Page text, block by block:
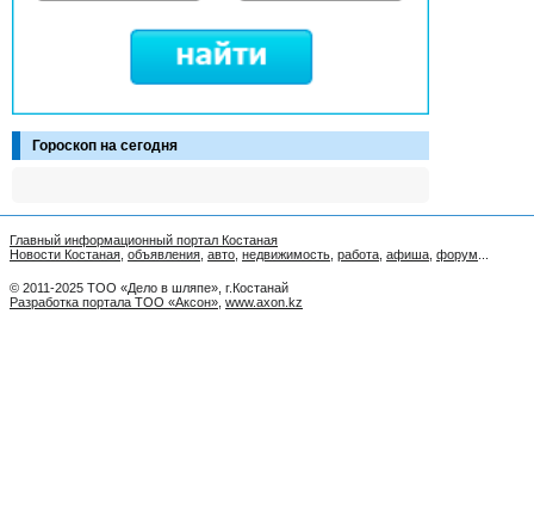
Гороскоп на сегодня
Главный информационный портал Костаная
Новости Костаная объявления авто недвижимость работа афиша форум
© 2011-2025 ТОО «Дело в шляпе», г.Костанай
Разработка портала ТОО «Аксон» www.axon.kz